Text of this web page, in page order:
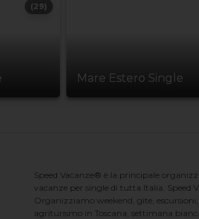
(29)
Mare Estero Single
Speed Vacanze® è la principale
vacanze per single di tutta Italia. Speed
Organizziamo weekend, gite,
agriturismo in Toscana, settimana